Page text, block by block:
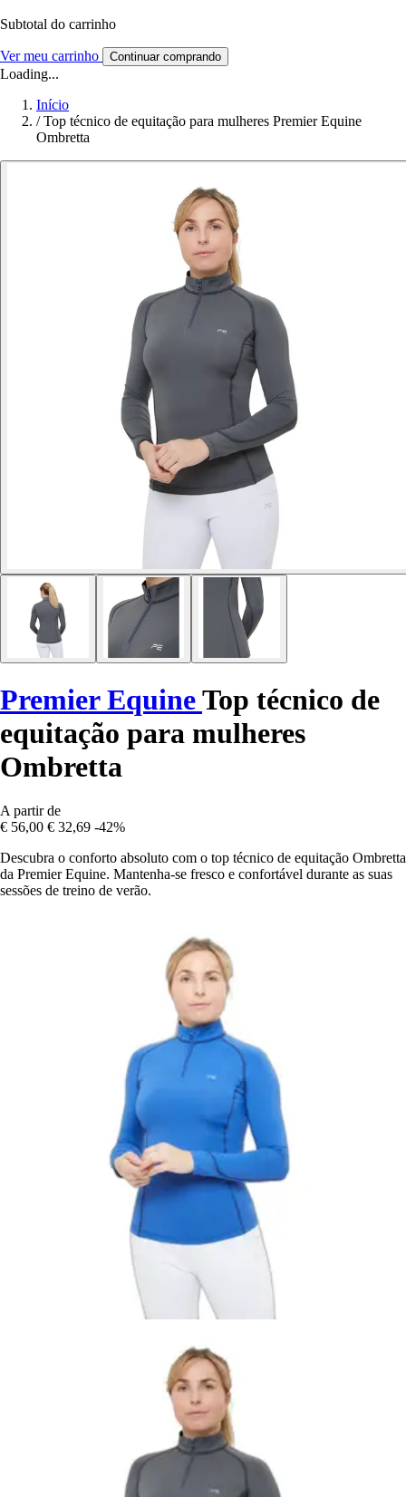
Subtotal do carrinho
Ver meu carrinho Continuar comprando
Loading...
Início
/ Top técnico de equitação para mulheres Premier Equine
Ombretta
Premier EquineTop técnico de
equitação para mulheres
Ombretta
A partir de
€ 56,00 € 32,69 -42%
Descubra o conforto absoluto com o top técnico de equitação Ombretta
da Premier Equine. Mantenha-se fresco e confortável durante as suas
sessões de treino de verão.